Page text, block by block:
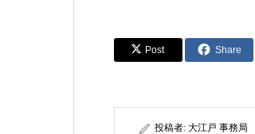
Post Share
投稿者: 大江戸 事務局